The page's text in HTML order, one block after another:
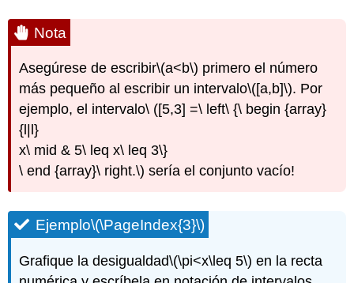
Nota
Asegúrese de escribir\(a<b\) primero el número
más pequeño al escribir un intervalo\([a,b]\). Por
ejemplo, el intervalo\ ([5,3] =\ left\ {\ begin {array}
{l|l}
x\ mid & 5\ leq x\ leq 3\}
\ end {array}\ right.\) sería el conjunto vacío!
Ejemplo\(\PageIndex{3}\)
Grafique la desigualdad\(\pi<x\leq 5\) en la recta